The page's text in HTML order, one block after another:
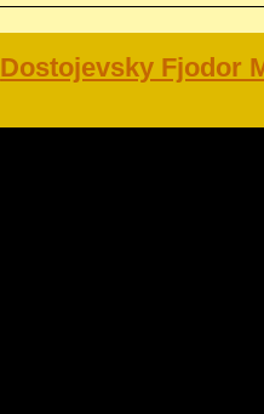
Dostojevsky Fjodor